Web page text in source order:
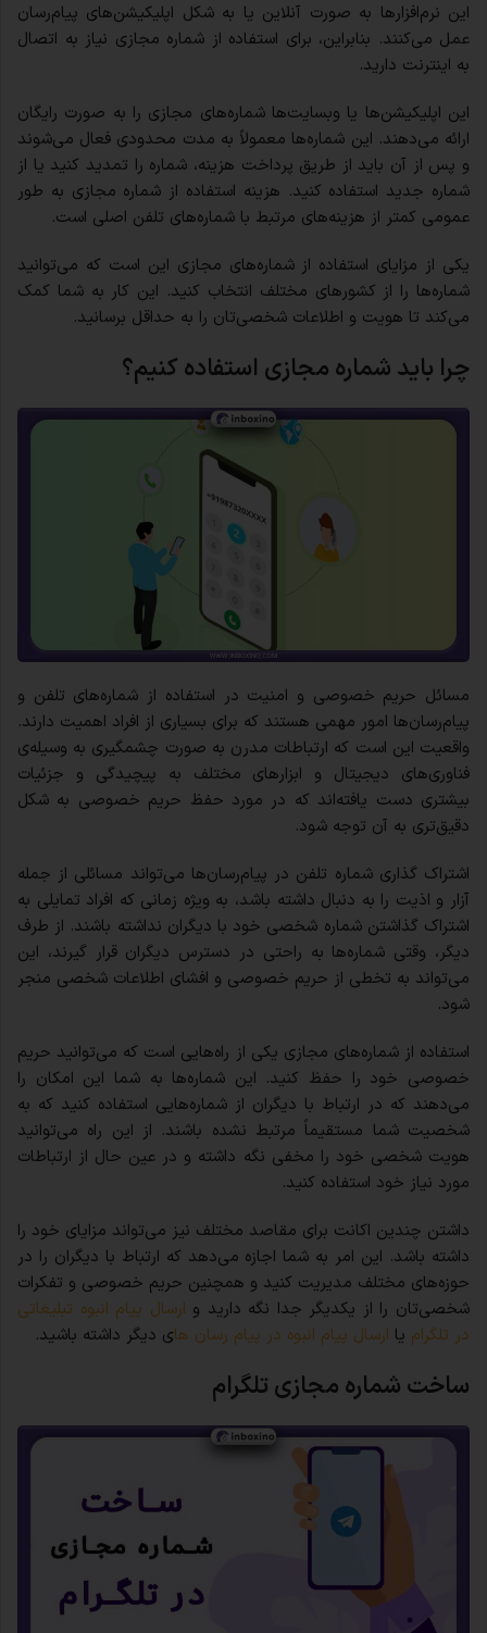
این نرم‌افزارها به صورت آنلاین یا به شکل اپلیکیشن‌های پیام‌رسان
عمل می‌کنند. بنابراین، برای استفاده از شماره مجازی نیاز به اتصال
به اینترنت دارید.
این اپلیکیشن‌ها یا وبسایت‌ها شماره‌های مجازی را به صورت رایگان
ارائه می‌دهند. این شماره‌ها معمولاً به مدت محدودی فعال می‌شوند
و پس از آن باید از طریق پرداخت هزینه، شماره را تمدید کنید یا از
شماره جدید استفاده کنید. هزینه استفاده از شماره مجازی به طور
عمومی کمتر از هزینه‌های مرتبط با شماره‌های تلفن اصلی است.
یکی از مزایای استفاده از شماره‌های مجازی این است که می‌توانید
شماره‌ها را از کشورهای مختلف انتخاب کنید. این کار به شما کمک
می‌کند تا هویت و اطلاعات شخصی‌تان را به حداقل برسانید.
چرا باید شماره مجازی استفاده کنیم؟
مسائل حریم خصوصی و امنیت در استفاده از شماره‌های تلفن و
پیام‌رسان‌ها امور مهمی هستند که برای بسیاری از افراد اهمیت دارند.
واقعیت این است که ارتباطات مدرن به صورت چشمگیری به وسیله‌ی
فناوری‌های دیجیتال و ابزارهای مختلف به پیچیدگی و جزئیات
بیشتری دست یافته‌اند که در مورد حفظ حریم خصوصی به شکل
دقیق‌تری به آن توجه شود.
اشتراک گذاری شماره تلفن در پیام‌رسان‌ها می‌تواند مسائلی از جمله
آزار و اذیت را به دنبال داشته باشد، به ویژه زمانی که افراد تمایلی به
اشتراک گذاشتن شماره شخصی خود با دیگران نداشته باشند. از طرف
دیگر، وقتی شماره‌ها به راحتی در دسترس دیگران قرار گیرند، این
می‌تواند به تخطی از حریم خصوصی و افشای اطلاعات شخصی منجر
شود.
استفاده از شماره‌های مجازی یکی از راه‌هایی است که می‌توانید حریم
خصوصی خود را حفظ کنید. این شماره‌ها به شما این امکان را
می‌دهند که در ارتباط با دیگران از شماره‌هایی استفاده کنید که به
شخصیت شما مستقیماً مرتبط نشده باشند. از این راه می‌توانید
هویت شخصی خود را مخفی نگه داشته و در عین حال از ارتباطات
مورد نیاز خود استفاده کنید.
داشتن چندین اکانت برای مقاصد مختلف نیز می‌تواند مزایای خود را
داشته باشد. این امر به شما اجازه می‌دهد که ارتباط با دیگران را در
حوزه‌های مختلف مدیریت کنید و همچنین حریم خصوصی و تفکرات
شخصی‌تان را از یکدیگر جدا نگه دارید و ارسال پیام انبوه تبلیغاتی
در تلگرام یا ارسال پیام انبوه در پیام رسان های دیگر داشته باشید.
ساخت شماره مجازی تلگرام